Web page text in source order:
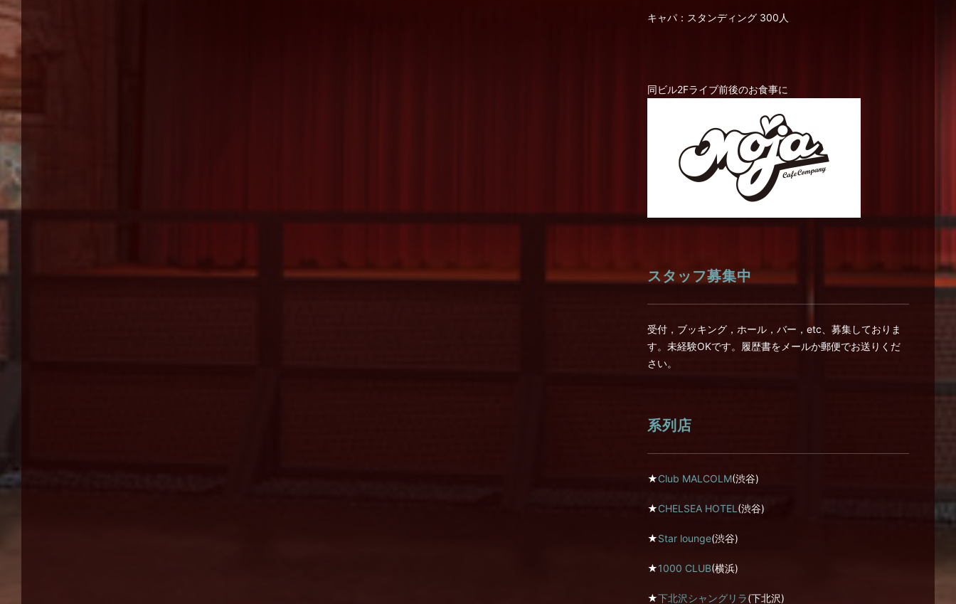
キャパ：スタンディング 300人
同ビル2Fライブ前後のお食事に
スタッフ募集中
受付，ブッキング，ホール，バー，etc、募集しておりま
す。未経験OKです。履歴書をメールか郵便でお送りくだ
さい。
系列店
★Club MALCOLM(渋谷)
★CHELSEA HOTEL (渋谷)
★Star lounge(渋谷)
★1000 CLUB(横浜)
★下北沢シャングリラ(下北沢)